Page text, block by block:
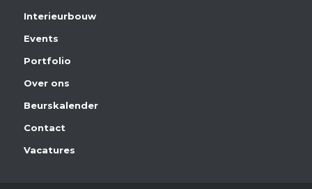
Interieurbouw
Events
Portfolio
Over ons
Beurskalender
Contact
Vacatures